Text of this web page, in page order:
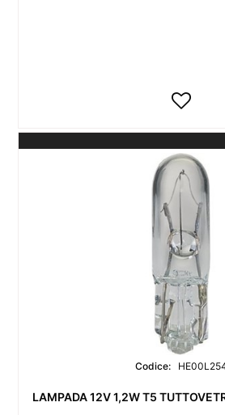
Codice:
LAMPADA 12V 1,2W T5